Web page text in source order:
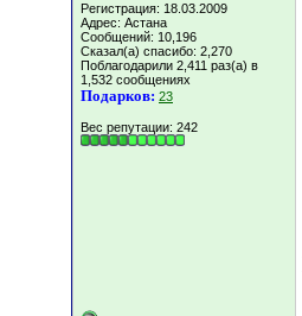
Регистрация: 18.03.2009
Адрес: Астана
Сообщений: 10,196
Сказал(а) спасибо: 2,270
Поблагодарили 2,411 раз(а) в
1,532 сообщениях
Подарков: 23
Вес репутации: 242